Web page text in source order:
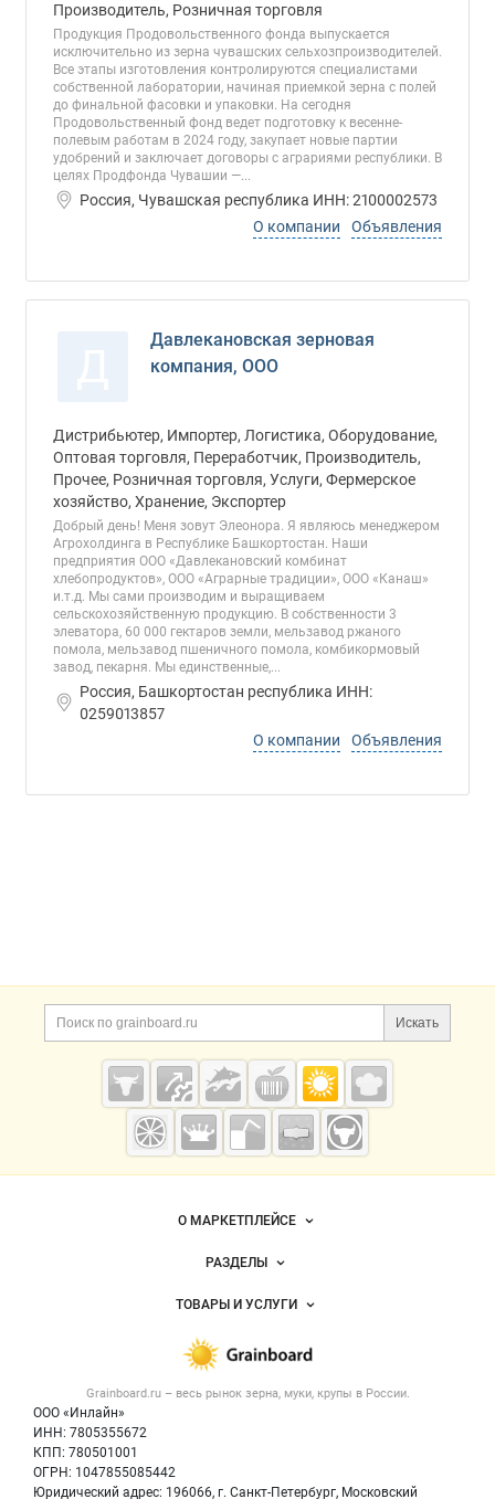
Производитель, Розничная торговля
Продукция Продовольственного фонда выпускается
исключительно из зерна чувашских сельхозпроизводителей.
Все этапы изготовления контролируются специалистами
собственной лаборатории, начиная приемкой зерна с полей
до финальной фасовки и упаковки. На сегодня
Продовольственный фонд ведет подготовку к весенне-
полевым работам в 2024 году, закупает новые партии
удобрений и заключает договоры с аграриями республики. В
целях Продфонда Чувашии —...
Россия, Чувашская республика ИНН: 2100002573
О компании
Объявления
Давлекановская зерновая
компания, ООО
Дистрибьютер, Импортер, Логистика, Оборудование,
Оптовая торговля, Переработчик, Производитель,
Прочее, Розничная торговля, Услуги, Фермерское
хозяйство, Хранение, Экспортер
Добрый день! Меня зовут Элеонора. Я являюсь менеджером
Агрохолдинга в Республике Башкортостан. Наши
предприятия ООО «Давлекановский комбинат
хлебопродуктов», ООО «Аграрные традиции», ООО «Канаш»
и.т.д. Мы сами производим и выращиваем
сельскохозяйственную продукцию. В собственности 3
элеватора, 60 000 гектаров земли, мельзавод ржаного
помола, мельзавод пшеничного помола, комбикормовый
завод, пекарня. Мы единственные,...
Россия, Башкортостан республика ИНН:
0259013857
О компании
Объявления
Дополнительная информация
Поиск по сайту и
Искать
Cсылки на полезные проекты
Grainboard.ru
— зерно и
мука
Важные разделы и контакты
Grainboard.ru – весь рынок зерна, муки, крупы в России.
ООО «Инлайн»
ИНН: 7805355672
КПП: 780501001
ОГРН: 1047855085442
Юридический адрес: 196066, г. Санкт-Петербург, Московский
Навигация по сайтуО МАРКЕТПЛЕЙСЕ
Новости Grainboard.ru
Размещение рекламы
Публичная оферта
Контактная информация
Политика обработки персональных данных
РАЗДЕЛЫ
Объявления
Новости рынка
ТОВАРЫ И УСЛУГИ
Крупы
Мука